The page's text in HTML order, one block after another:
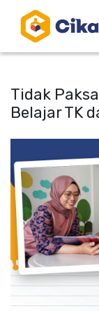
Tidak
Belajar TK